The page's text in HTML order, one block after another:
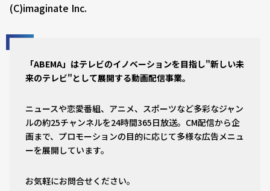
(C)imaginate Inc.
「ABEMA」はテレビのイノベーションを目指し"新しい未
来のテレビ"として展開する動画配信事業。
ニュースや恋愛番組、アニメ、スポーツなど多彩なジャン
ルの約25チャンネルを24時間365日放送。CM配信から企
画まで、プロモーションの目的に応じて多様な広告メニュ
ーを展開しています。
お気軽にお問合せください。